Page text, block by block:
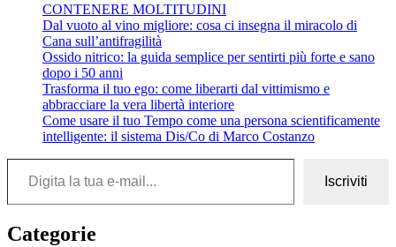
CONTENERE MOLTITUDINI
Dal vuoto al vino migliore: cosa ci insegna il miracolo di
Cana sull’antifragilità
Ossido nitrico: la guida semplice per sentirti più forte e sano
dopo i 50 anni
Trasforma il tuo ego: come liberarti dal vittimismo e
abbracciare la vera libertà interiore
Come usare il tuo Tempo come una persona scientificamente
intelligente: il sistema Dis/Co di Marco Costanzo
Digita la tua e-mail...
Iscriviti
Categorie